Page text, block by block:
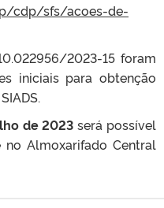
cdp/sfs/acoes-de-
2023-15 foram
iniciais para obtenção
de 2023 será possível
Almoxarifado Central